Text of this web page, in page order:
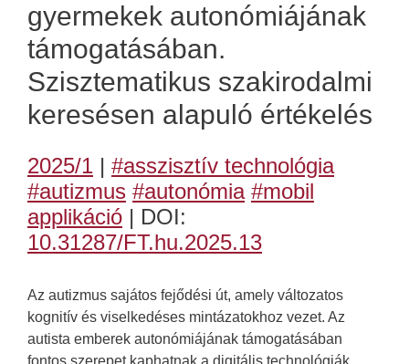
gyermekek autonómiájának
támogatásában.
Szisztematikus szakirodalmi
keresésen alapuló értékelés
2025/1 | #asszisztív technológia
#autizmus #autonómia #mobil
applikáció | DOI:
10.31287/FT.hu.2025.13
Az autizmus sajátos fejődési út, amely változatos
kognitív és viselkedéses mintázatokhoz vezet. Az
autista emberek autonómiájának támogatásában
fontos szerepet kaphatnak a digitális technológiák.